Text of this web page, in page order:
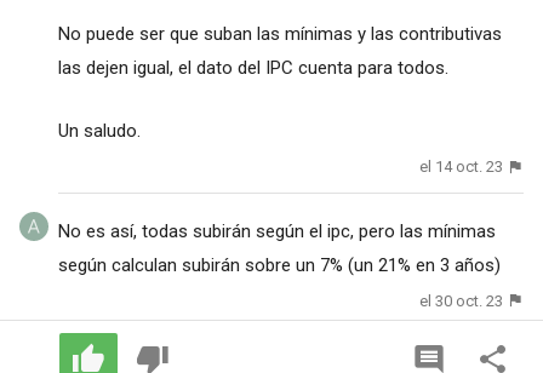
No puede ser que suban las mínimas y las contributivas
las dejen igual, el dato del IPC cuenta para todos.
Un saludo.
el 14 oct. 23
No es así, todas subirán según el ipc, pero las mínimas
según calculan subirán sobre un 7% (un 21% en 3 años)
el 30 oct. 23